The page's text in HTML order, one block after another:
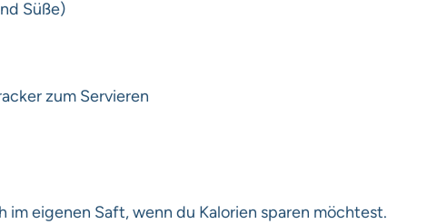
Süße)
zum Servieren
eigenen Saft, wenn du Kalorien sparen möchtest.